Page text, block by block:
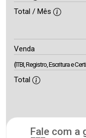
Total / Mês
Venda
(ITBI, Registro, Escritura e
Total
Fale com a